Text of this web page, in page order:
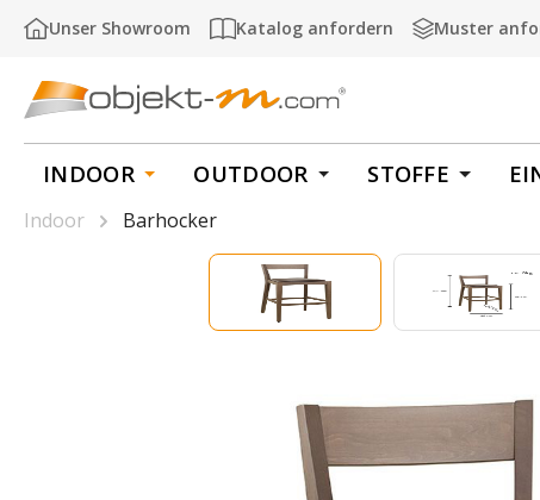
Hauptinhalt springen
Zur Suche springen
Zur Hauptnavigation springen
Unser Showroom Katalog anfordern Muster
INDOOR OUTDOOR STOFFE
Indoor
Barhocker
Bildergalerie überspringen